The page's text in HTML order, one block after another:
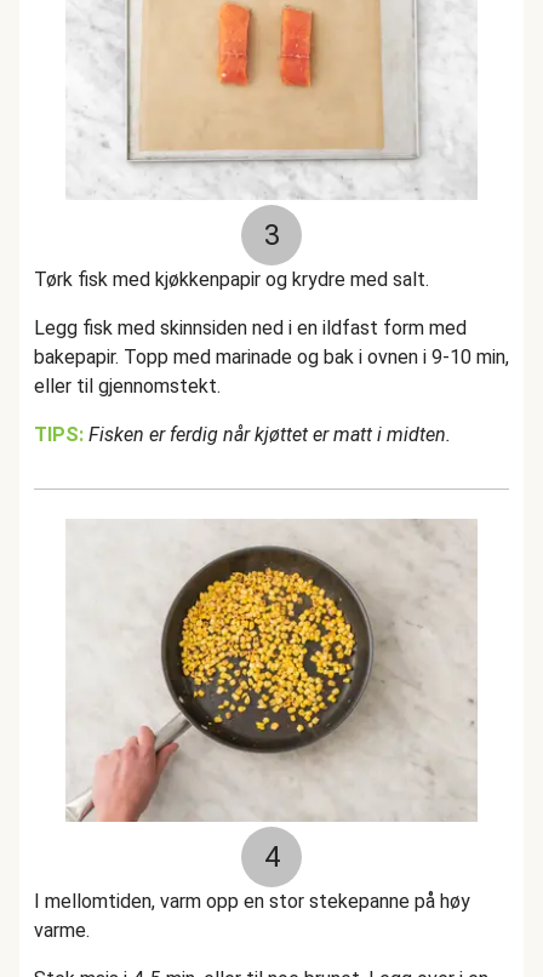
3
Tørk fisk med kjøkkenpapir og krydre med salt.
Legg fisk med skinnsiden ned i en ildfast form med
bakepapir. Topp med marinade og bak i ovnen i 9-10 min,
eller til gjennomstekt.
TIPS: Fisken er ferdig når kjøttet er matt i midten.
4
I mellomtiden, varm opp en stor stekepanne på høy
varme.